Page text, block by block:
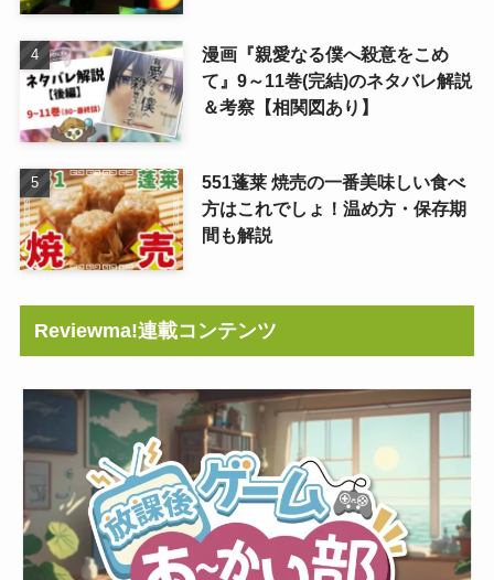
漫画『親愛なる僕へ殺意をこめ
て』9～11巻(完結)のネタバレ解説
＆考察【相関図あり】
551蓬莱 焼売の一番美味しい食べ
方はこれでしょ！温め方・保存期
間も解説
Reviewma!連載コンテンツ